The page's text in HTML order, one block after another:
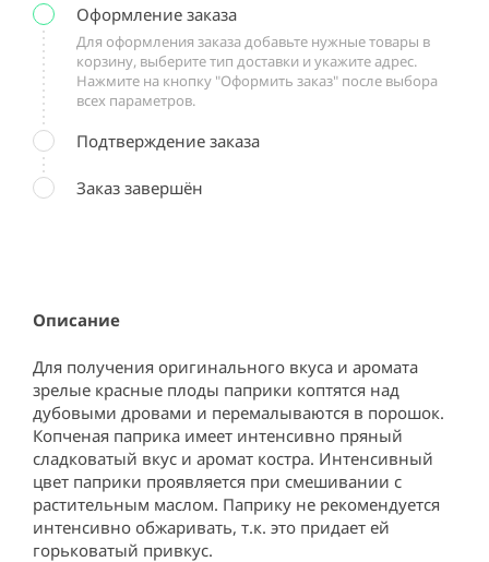
Описание
Для получения оригинального вкуса и аромата
зрелые красные плоды паприки коптятся над
дубовыми дровами и перемалываются в порошок.
Копченая паприка имеет интенсивно пряный
сладковатый вкус и аромат костра. Интенсивный
цвет паприки проявляется при смешивании с
растительным маслом. Паприку не рекомендуется
интенсивно обжаривать, т.к. это придает ей
горьковатый привкус.
Оформление заказа
Для оформления заказа добавьте нужные товары в
корзину, выберите тип доставки и укажите адрес.
Нажмите на кнопку "Оформить заказ" после выбора
всех параметров.
Подтверждение заказа
Заказ завершён